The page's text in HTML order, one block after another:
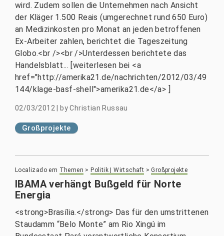
wird. Zudem sollen die Unternehmen nach Ansicht
der Kläger 1.500 Reais (umgerechnet rund 650 Euro)
an Medizinkosten pro Monat an jeden betroffenen
Ex-Arbeiter zahlen, berichtet die Tageszeitung
Globo.<br /><br />Unterdessen berichtete das
Handelsblatt... [weiterlesen bei <a
href="http://amerika21.de/nachrichten/2012/03/49
144/klage-basf-shell">amerika21.de</a> ]
02/03/2012 byChristian Russau
Großprojekte
Localizado em Themen > Politik | Wirtschaft >Großprojekte
IBAMA verhängt Bußgeld für Norte
Energia
<strong>Brasília.</strong> Das für den umstrittenen
Staudamm “Belo Monte” am Rio Xingú im